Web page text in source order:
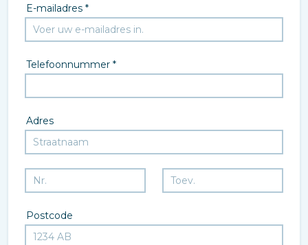
E-mailadres *
Telefoonnummer *
Adres
Postcode